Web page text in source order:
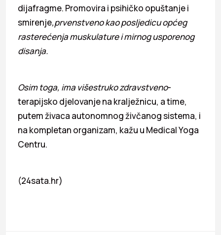
dijafragme. Promovira i psihičko opuštanje i
smirenje,prvenstveno kao posljedicu općeg
rasterećenja muskulature i mirnog usporenog
disanja.
Osim toga, ima višestruko zdravstveno-
terapijsko djelovanje na kralježnicu, a time,
putem živaca autonomnog živčanog sistema, i
na kompletan organizam, kažu u Medical Yoga
Centru.
(24sata.hr)